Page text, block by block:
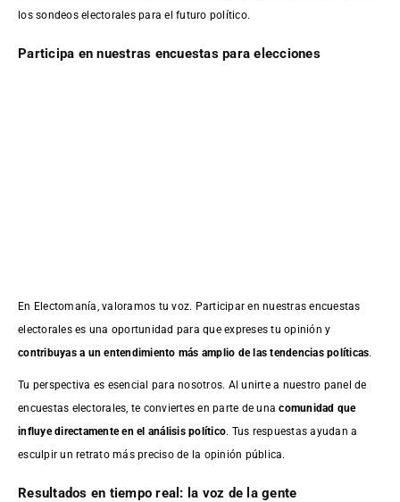
los sondeos electorales para el futuro político.
Participa en nuestras encuestas para elecciones
En Electomanía, valoramos tu voz. Participar en nuestras encuestas
electorales es una oportunidad para que expreses tu opinión y
contribuyas a un entendimiento más amplio de las tendencias políticas.
Tu perspectiva es esencial para nosotros. Al unirte a nuestro panel de
encuestas electorales, te conviertes en parte de unacomunidad que
influye directamente en el análisis político. Tus respuestas ayudan a
esculpir un retrato más preciso de la opinión pública.
Resultados en tiempo real: la voz de la gente